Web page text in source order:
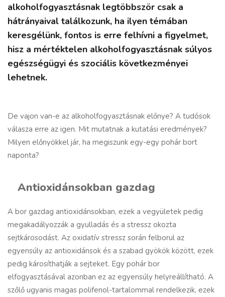
alkoholfogyasztásnak legtöbbször csak a
hátrányaival találkozunk, ha ilyen témában
keresgélünk, fontos is erre felhívni a figyelmet,
hisz a mértéktelen alkoholfogyasztásnak súlyos
egészségügyi és szociális következményei
lehetnek.
De vajon van-e az alkoholfogyasztásnak előnye? A tudósok
válasza erre az igen. Mit mutatnak a kutatási eredmények?
Milyen előnyökkel jár, ha megiszunk egy-egy pohár bort
naponta?
Antioxidánsokban gazdag
A bor gazdag antioxidánsokban, ezek a vegyületek pedig
megakadályozzák a gyulladás és a stressz okozta
sejtkárosodást. Az oxidatív stressz során felborul az
egyensúly az antioxidánsok és a szabad gyökök között, ezek
pedig károsíthatják a sejteket. Egy pohár bor
elfogyasztásával azonban ez az egyensúly helyreállítható. A
szőlő ugyanis magas polifenol-tartalommal rendelkezik, ezek